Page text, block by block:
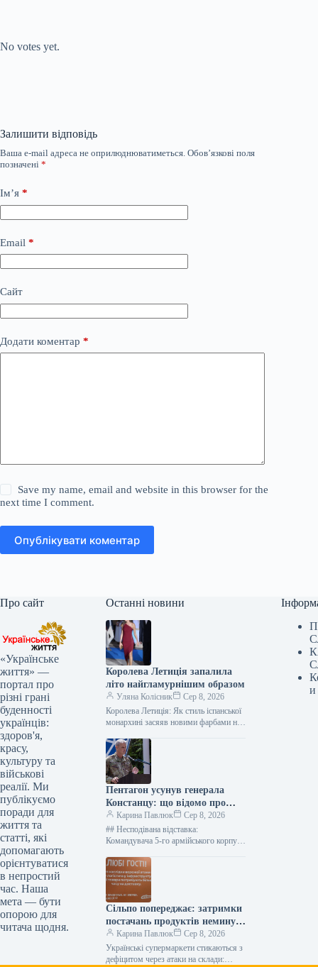
No votes yet.
Залишити відповідь
Ваша e-mail адреса не оприлюднюватиметься. Обов’язкові поля
позначені *
Ім’я *
Email *
Сайт
Додати коментар *
Save my name, email and website in this browser for the
next time I comment.
Опублікувати коментар
Про сайт
«Українське
життя» —
портал про
різні грані
буденності
українців:
здоров'я,
красу,
культуру та
військові
реалії. Ми
публікуємо
поради для
життя та
статті, які
допомагають
орієнтуватися
в непростий
час. Наша
мета — бути
опорою для
читача щодня.
Останні новини
Королева Летиція запалила
літо найгламурнішим образом
Уляна Колісник
Сер 8, 2026
Королева Летиція: Як стиль іспанської
монархині засяяв новими фарбами на
Летиція, відома своєю незмінною
елегантністю, нещодавно…
Пентагон усунув генерала
Констанцу: що відомо про
рішення щодо військової
допомоги Україні
Карина Павлюк
Сер 8, 2026
## Несподівана відставка:
Командувача 5-го армійського корпусу
виконання обов’язків ### Термінове
звільнення високопосадовця
Міністерство оборони…
Сільпо попереджає: затримки
постачань продуктів неминучі
– що це означає для покупців
Карина Павлюк
Сер 8, 2026
Українські супермаркети стикаються з
дефіцитом через атаки на склади:
и